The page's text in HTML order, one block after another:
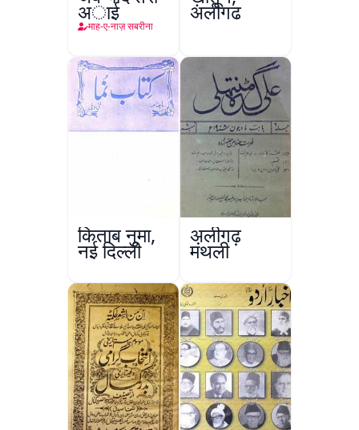
अाई
माह-ए-नाज़ सबरीना
अलीगढ़
किताब नुमा,
नई दिल्ली
अलीगढ़
मंथली